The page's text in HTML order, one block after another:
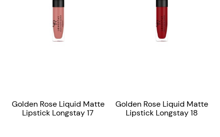
Golden Rose Liquid Matte
Lipstick Longstay 17
Golden Rose Liquid Matte
Lipstick Longstay 18